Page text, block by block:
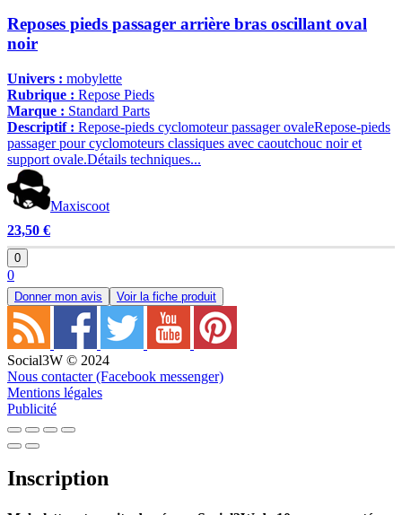
Reposes pieds passager arrière bras oscillant oval
noir
Univers : mobylette
Rubrique : Repose Pieds
Marque : Standard Parts
Descriptif : Repose-pieds cyclomoteur passager ovaleRepose-pieds
passager pour cyclomoteurs classiques avec caoutchouc noir et
support ovale.Détails techniques...
Maxiscoot
23,50 €
0
0
Donner mon avis Voir la fiche produit
Social3W © 2024
Nous contacter (Facebook messenger)
Mentions légales
Publicité
Inscription